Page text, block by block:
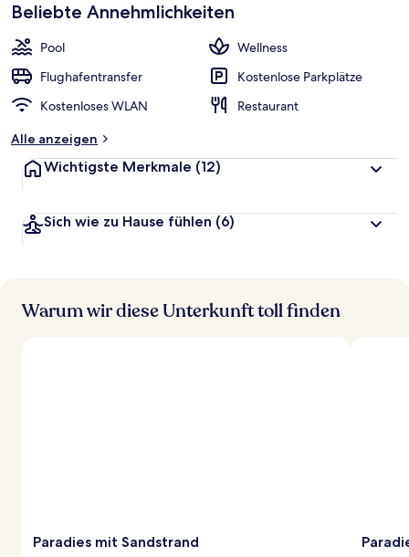
Nachtclub und einen kostenlosen Kinderclub.
Beliebte Annehmlichkeiten
Pool
Wellness
Flughafentransfer
Kostenlose Parkplätze
Kostenloses WLAN
Restaurant
Alle anzeigen
Wichtigste Merkmale (12)
Sich wie zu Hause fühlen (6)
Warum wir diese Unterkunft toll finden
Paradies mit Sandstrand